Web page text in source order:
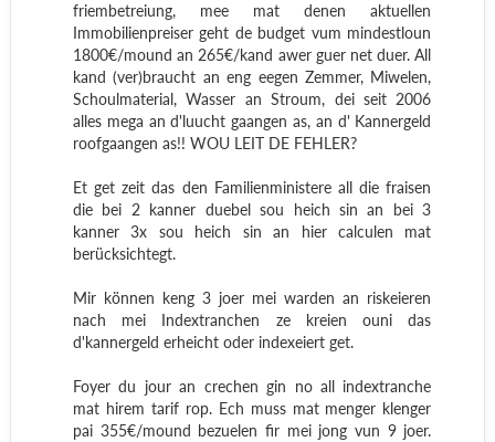
friembetreiung, mee mat denen aktuellen
Immobilienpreiser geht de budget vum mindestloun
1800€/mound an 265€/kand awer guer net duer. All
kand (ver)braucht an eng eegen Zemmer, Miwelen,
Schoulmaterial, Wasser an Stroum, dei seit 2006
alles mega an d'luucht gaangen as, an d' Kannergeld
roofgaangen as!! WOU LEIT DE FEHLER?
Et get zeit das den Familienministere all die fraisen
die bei 2 kanner duebel sou heich sin an bei 3
kanner 3x sou heich sin an hier calculen mat
berücksichtegt.
Mir können keng 3 joer mei warden an riskeieren
nach mei Indextranchen ze kreien ouni das
d'kannergeld erheicht oder indexeiert get.
Foyer du jour an crechen gin no all indextranche
mat hirem tarif rop. Ech muss mat menger klenger
pai 355€/mound bezuelen fir mei jong vun 9 joer.